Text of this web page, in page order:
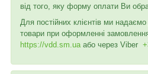
від того, яку форму оплати Ви
Для постійних клієнтів ми
товари при оформленні
https://vdd.sm.ua або через Viber